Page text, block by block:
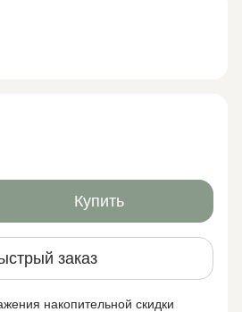
Купить
заказ
накопительной скидки